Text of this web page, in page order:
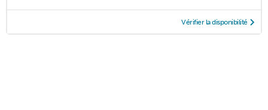
Vérifier la disponibilité